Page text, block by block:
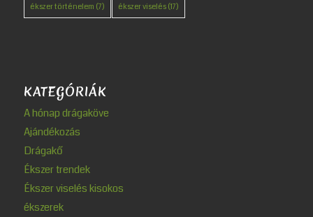
ékszer történelem (7) ékszer viselés(17)
KATEGÓRIÁK
A hónap drágaköve
Ajándékozás
Drágakő
Ékszer trendek
Ékszer viselés kisokos
ékszerek